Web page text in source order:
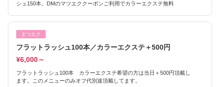
シュ150本。DMのマツエククーポンご利用でカラーエクステ無料
まつエク
フラットラッシュ100本／カラーエクステ＋500円
¥6,000～
フラットラッシュ100本 カラーエクステ希望の方は当日＋500円頂戴し
ます。このメニューのみオフ代別途頂戴してます。